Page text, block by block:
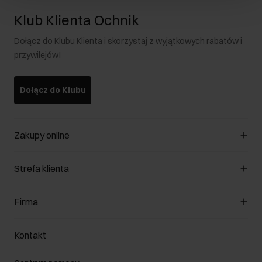
Klub Klienta Ochnik
Dołącz do Klubu Klienta i skorzystaj z wyjątkowych rabatów i
przywilejów!
Dołącz do Klubu
Zakupy online
Zarządzaj cookies
Formy płatności
Jak dokonać zwrotu?
Strefa klienta
Klub Klienta
Zwróć produkty
Firma
O nas
Salony
Kontakt